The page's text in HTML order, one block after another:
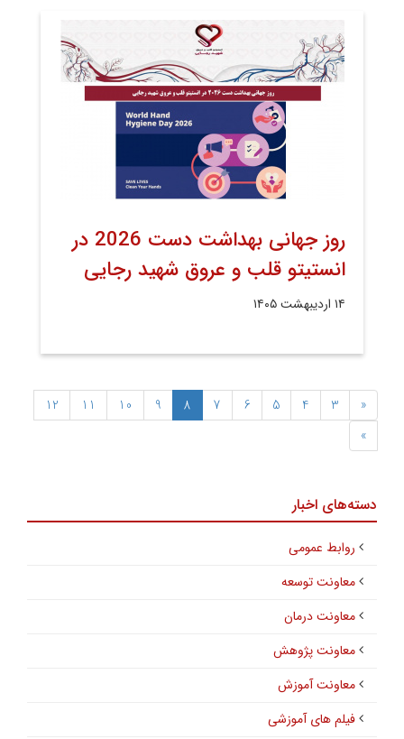
روز جهانی بهداشت دست 2026 در
انستیتو قلب و عروق شهید رجایی
۱۴ اردیبهشت ۱۴۰۵
«
3
4
5
6
7
8
9
10
11
12
»
دسته‌های اخبار
روابط عمومی
معاونت توسعه
معاونت درمان
معاونت پژوهش
معاونت آموزش
فیلم های آموزشی